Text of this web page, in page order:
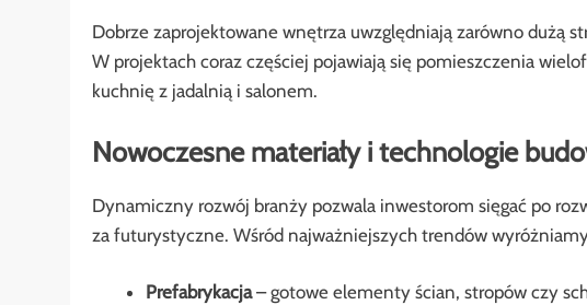
Dobrze zaprojektowane wnętrza uwzględniają zarówno dużą
W projektach coraz częściej pojawiają się pomieszczenia
kuchnię z jadalnią i salonem.
Nowoczesne materiały i technologie
Dynamiczny rozwój branży pozwala inwestorom sięgać po
za futurystyczne. Wśród najważniejszych trendów
Prefabrykacja– gotowe elementy ścian, stropów czy